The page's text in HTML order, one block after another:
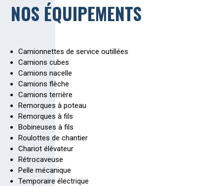
NOS ÉQUIPEMENTS
Camionnettes de service outillées
Camions cubes
Camions nacelle
Camions flèche
Camions terrière
Remorques à poteau
Remorques à fils
Bobineuses à fils
Roulottes de chantier
Chariot élévateur
Rétrocaveuse
Pelle mécanique
Temporaire électrique